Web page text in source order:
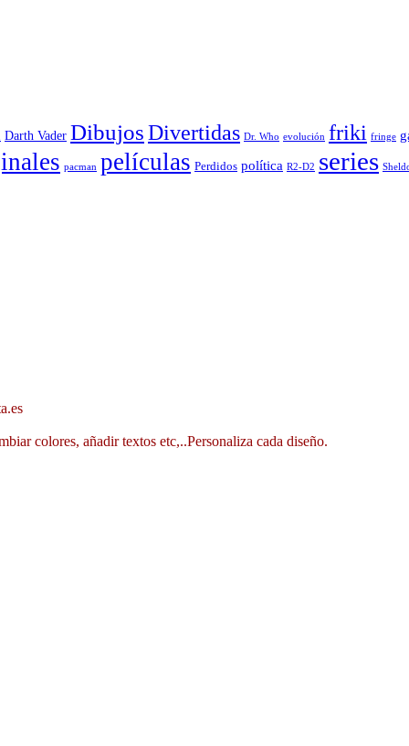
Darth Vader DibujosDivertidas Dr. Who evolución friki fringe
pacman películas Perdidos política R2-D2 series
colores, añadir textos etc,..Personaliza cada diseño.